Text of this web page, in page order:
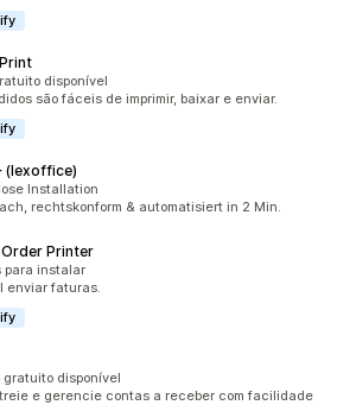
disponível
são fáceis de imprimir, baixar e enviar.
(lexoffice)
Installation
rechtskonform & automatisiert in 2 Min.
Printer
todo
para instalar
enviar faturas.
todo
gratuito disponível
e gerencie contas a receber com facilidade